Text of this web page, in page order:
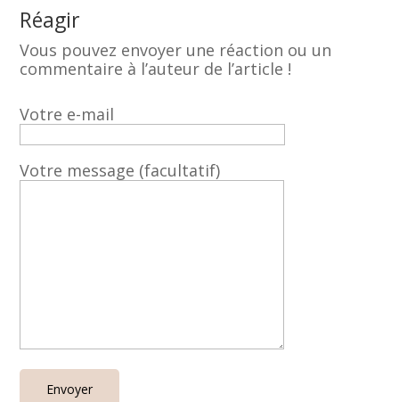
Réagir
Vous pouvez envoyer une réaction ou un
commentaire à l’auteur de l’article !
Votre e-mail
Votre message (facultatif)